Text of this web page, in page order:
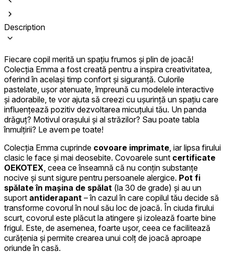
Description
Fiecare copil merită un spațiu frumos și plin de joacă!
Colecția Emma a fost creată pentru a inspira creativitatea,
oferind în același timp confort și siguranță. Culorile
pastelate, ușor atenuate, împreună cu modelele interactive
și adorabile, te vor ajuta să creezi cu ușurință un spațiu care
influențează pozitiv dezvoltarea micuțului tău. Un panda
drăguț? Motivul orașului și al străzilor? Sau poate tabla
înmulțirii? Le avem pe toate!
Colecția Emma cuprinde covoare imprimate , iar lipsa firului
clasic le face și mai deosebite. Covoarele sunt certificate
OEKOTEX , ceea ce înseamnă că nu conțin substanțe
nocive și sunt sigure pentru persoanele alergice. Pot fi
spălate în mașina de spălat (la 30 de grade) și au un
suport antiderapant – în cazul în care copilul tău decide să
transforme covorul în noul său loc de joacă. În ciuda firului
scurt, covorul este plăcut la atingere și izolează foarte bine
frigul. Este, de asemenea, foarte ușor, ceea ce facilitează
curățenia și permite crearea unui colț de joacă aproape
oriunde în casă.